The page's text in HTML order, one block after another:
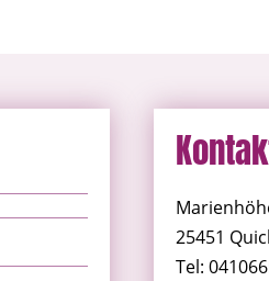
25451
Tel: